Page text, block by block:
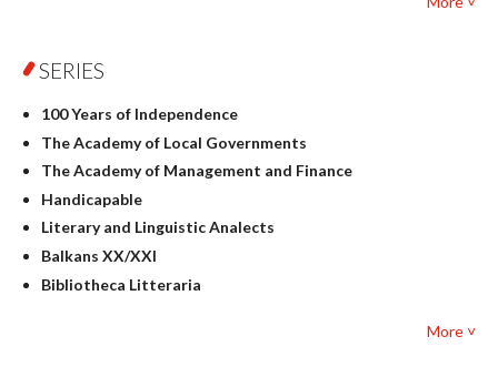
Geography
Linguistics
Judaica
Culture and art
Literary Studies
Mathematics
Pedagogy
Textbooks for foreigners
SERIES
100 Years of Independence
The Academy of Local Governments
The Academy of Management and Finance
Handicapable
Literary and Linguistic Analects
Balkans XX/XXI
Bibliotheca Litteraria
More ˅